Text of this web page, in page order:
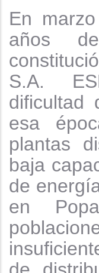
En
años
S.A.
dificultad
esa
plantas
baja
de
en